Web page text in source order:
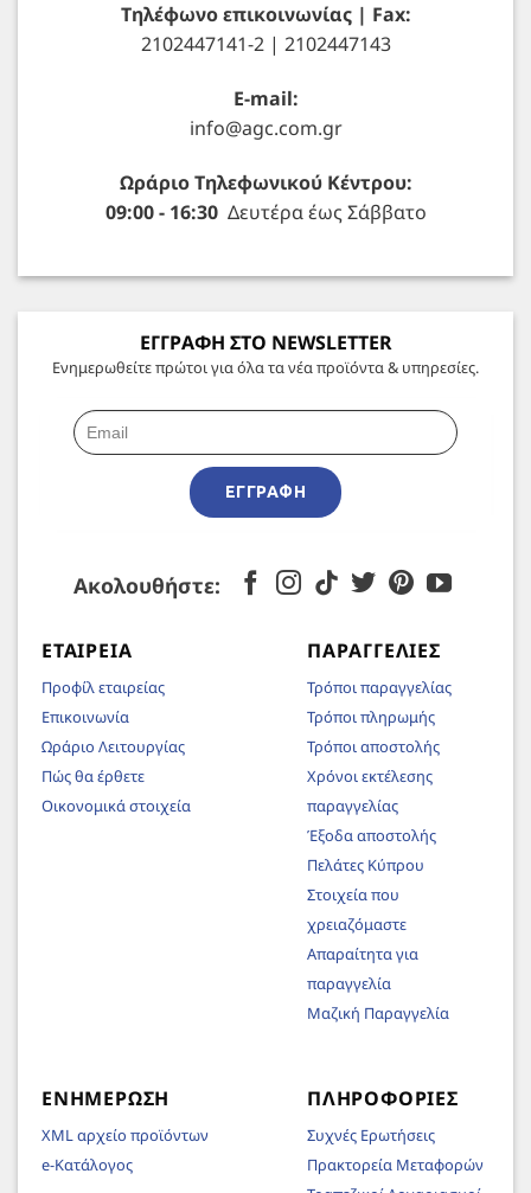
Τηλέφωνο επικοινωνίας | Fax:
2102447141-2 | 2102447143
E-mail:
info@agc.com.gr
Ωράριο Τηλεφωνικού Κέντρου:
09:00 - 16:30Δευτέρα έως Σάββατο
ΕΓΓΡΑΦΗ ΣΤΟ NEWSLETTER
Ενημερωθείτε πρώτοι για όλα τα νέα προϊόντα & υπηρεσίες.
ΕΓΓΡΑΦΉ
Ακολουθήστε:
ΕΤΑΙΡΕΊΑ
Προφίλ εταιρείας
Επικοινωνία
Ωράριο Λειτουργίας
Πώς θα έρθετε
Οικονομικά στοιχεία
ΠΑΡΑΓΓΕΛΊΕΣ
Τρόποι παραγγελίας
Τρόποι πληρωμής
Τρόποι αποστολής
Χρόνοι εκτέλεσης
παραγγελίας
Έξοδα αποστολής
Πελάτες Κύπρου
Στοιχεία που
χρειαζόμαστε
Απαραίτητα για
παραγγελία
Μαζική Παραγγελία
ΕΝΗΜΈΡΩΣΗ
XML αρχείο προϊόντων
e-Κατάλογος
ΠΛΗΡΟΦΟΡΊΕΣ
Συχνές Ερωτήσεις
Πρακτορεία Μεταφορών